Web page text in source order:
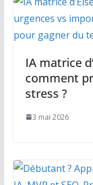
IA matrice
comment
stress ?
3 mai 2026